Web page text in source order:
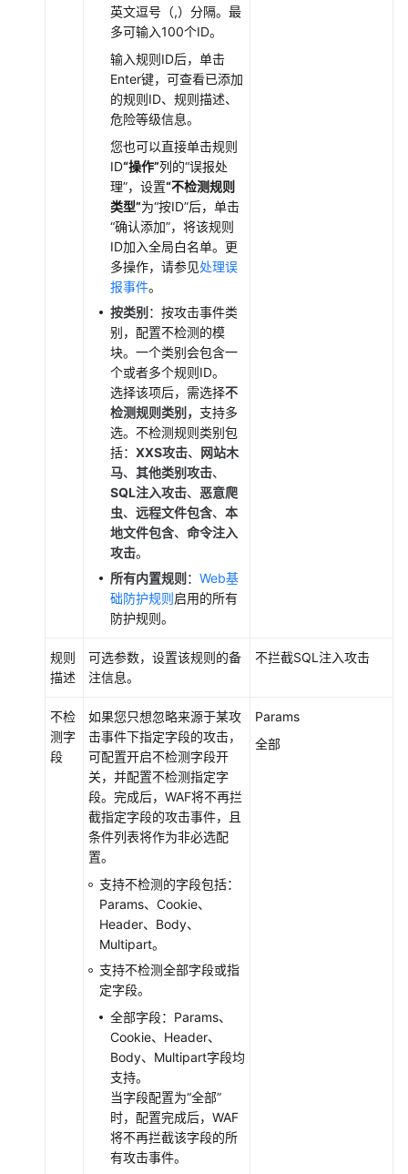
见
问
修
英文逗号（,）分隔。最
多可输入100个ID。
输入规则ID后，单击
Enter键，可查看已添加
的规则ID、规则描述、
危险等级信息。
您也可以直接单击规则
ID“操作”列的“误报处
理”，设置“不检测规则
类型”为“按ID”后，单击
“确认添加”，将该规则
ID加入全局白名单。更
多操作，请参见处理误
报事件。
按类别 ：按攻击事件类
别，配置不检测的模
块。一个类别会包含一
个或者多个规则ID。
选择该项后，需选择不
检测规则类别， 支持多
选。不检测规则类别包
括： XXS攻击、 网站木
马、 其他类别攻击、
SQL注入攻击、 恶意爬
虫、 远程文件包含、 本
地文件包含、 命令注入
攻击。
所有内置规则 ： Web基
础防护规则启用的所有
防护规则。
规则
描述
可选参数，设置该规则的备
注信息。
不拦截SQL注入攻击
不检
测字
段
如果您只想忽略来源于某攻
击事件下指定字段的攻击，
可配置开启不检测字段开
关，并配置不检测指定字
段。完成后，WAF将不再拦
截指定字段的攻击事件，且
条件列表将作为非必选配
置。
支持不检测的字段包括：
Params、Cookie、
Header、Body、
Multipart。
支持不检测全部字段或指
定字段。
全部字段：Params、
Cookie、Header、
Body、Multipart字段均
支持。
当字段配置为“全部”
时，配置完成后，WAF
将不再拦截该字段的所
有攻击事件。
Params
全部